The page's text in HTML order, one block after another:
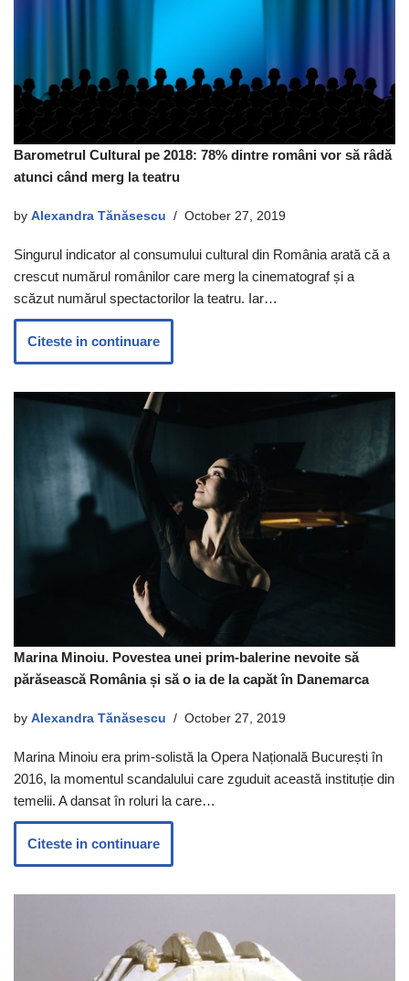
Barometrul Cultural pe 2018: 78% dintre români vor să râdă
atunci când merg la teatru
by Alexandra Tănăsescu October 27, 2019
Singurul indicator al consumului cultural din România arată că a
crescut numărul românilor care merg la cinematograf și a
scăzut numărul spectactorilor la teatru. Iar…
Citeste in continuare
Marina Minoiu. Povestea unei prim-balerine nevoite să
părăsească România și să o ia de la capăt în Danemarca
by Alexandra Tănăsescu October 27, 2019
Marina Minoiu era prim-solistă la Opera Națională București în
2016, la momentul scandalului care zguduit această instituție din
temelii. A dansat în roluri la care…
Citeste in continuare